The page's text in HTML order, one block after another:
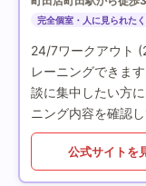
完全個室・人に見られた
24/7ワークアウト
レーニングできま
談に集中したい方
ニング内容を確認
公式サイトを